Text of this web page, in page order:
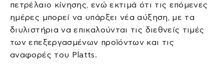
πετρέλαιο κίνησης, ενώ εκτιμά ότι τις επόμενες
ημέρες μπορεί να υπάρξει νέα αύξηση, με τα
διυλιστήρια να επικαλούνται τις διεθνείς τιμές
των επεξεργασμένων προϊόντων και τις
αναφορές του Platts.